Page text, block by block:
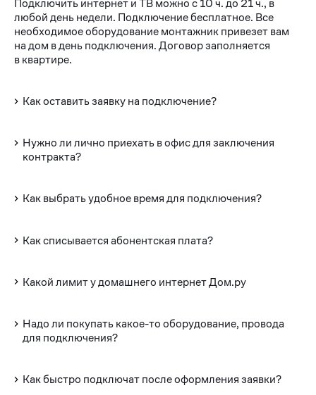
Подключить интернет и ТВ можно с 10 ч. до 21 ч., в
любой день недели. Подключение бесплатное. Все
необходимое оборудование монтажник привезет вам
на дом в день подключения. Договор заполняется
в квартире.
Как оставить заявку на подключение?
Нужно ли лично приехать в офис для заключения
контракта?
Как выбрать удобное время для подключения?
Как списывается абонентская плата?
Какой лимит у домашнего интернет Дом.ру
Надо ли покупать какое-то оборудование, провода
для подключения?
Как быстро подключат после оформления заявки?